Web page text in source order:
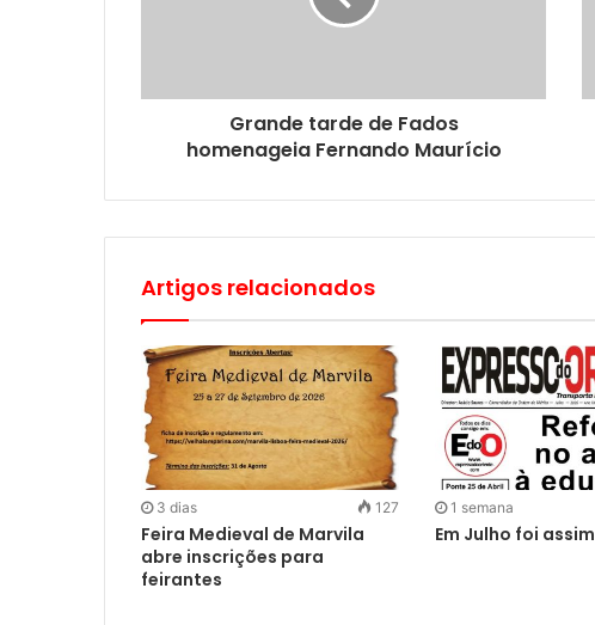
Grande tarde de Fados
homenageia Fernando Maurício
Artigos relacionados
3 dias 127
Feira Medieval de Marvila
abre inscrições para
feirantes
1 semana
Em Julho foi assim